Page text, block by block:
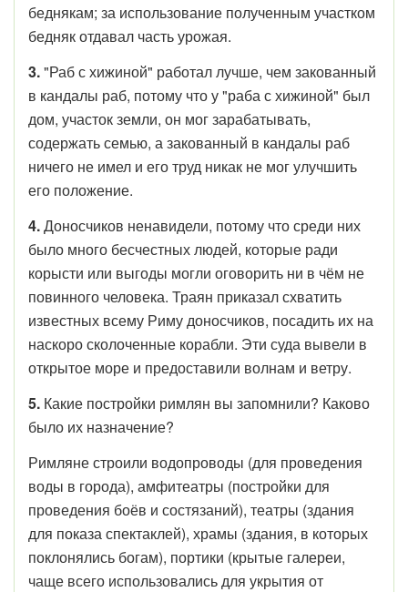
беднякам; за использование полученным участком
бедняк отдавал часть урожая.
3."Раб с хижиной" работал лучше, чем закованный
в кандалы раб, потому что у "раба с хижиной" был
дом, участок земли, он мог зарабатывать,
содержать семью, а закованный в кандалы раб
ничего не имел и его труд никак не мог улучшить
его положение.
4.Доносчиков ненавидели, потому что среди них
было много бесчестных людей, которые ради
корысти или выгоды могли оговорить ни в чём не
повинного человека. Траян приказал схватить
известных всему Риму доносчиков, посадить их на
наскоро сколоченные корабли. Эти суда вывели в
открытое море и предоставили волнам и ветру.
5. Какие постройки римлян вы запомнили? Каково
было их назначение?
Римляне строили водопроводы (для проведения
воды в города), амфитеатры (постройки для
проведения боёв и состязаний), театры (здания
для показа спектаклей), храмы (здания, в которых
поклонялись богам), портики (крытые галереи,
чаще всего использовались для укрытия от